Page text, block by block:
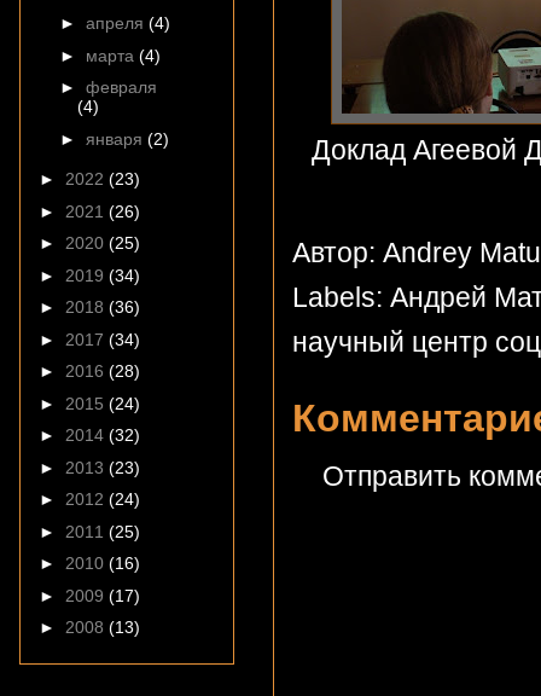
Доклад
Автор: Andrey
Labels: Андрей
научный центр
Отправить
► апреля (4)
► марта (4)
► февраля
(4)
► января (2)
► 2022 (23)
► 2021 (26)
► 2020 (25)
► 2019 (34)
► 2018 (36)
► 2017 (34)
► 2016 (28)
► 2015 (24)
► 2014 (32)
► 2013 (23)
► 2012 (24)
► 2011 (25)
► 2010 (16)
► 2009 (17)
► 2008 (13)